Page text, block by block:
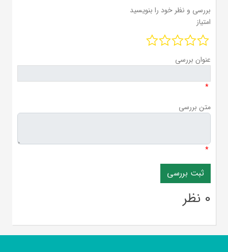
بررسی و نظر خود را بنویسید
امتیاز
عنوان بررسی
*
متن بررسی
*
0 نظر